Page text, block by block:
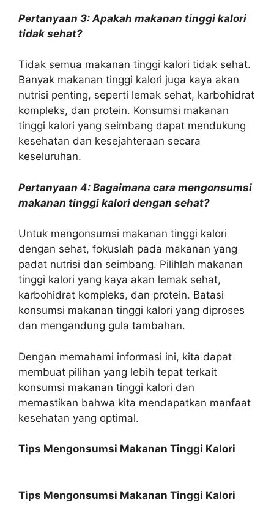
Pertanyaan 3: Apakah makanan tinggi kalori
tidak sehat?
Tidak semua makanan tinggi kalori tidak sehat.
Banyak makanan tinggi kalori juga kaya akan
nutrisi penting, seperti lemak sehat, karbohidrat
kompleks, dan protein. Konsumsi makanan
tinggi kalori yang seimbang dapat mendukung
kesehatan dan kesejahteraan secara
keseluruhan.
Pertanyaan 4: Bagaimana cara mengonsumsi
makanan tinggi kalori dengan sehat?
Untuk mengonsumsi makanan tinggi kalori
dengan sehat, fokuslah pada makanan yang
padat nutrisi dan seimbang. Pilihlah makanan
tinggi kalori yang kaya akan lemak sehat,
karbohidrat kompleks, dan protein. Batasi
konsumsi makanan tinggi kalori yang diproses
dan mengandung gula tambahan.
Dengan memahami informasi ini, kita dapat
membuat pilihan yang lebih tepat terkait
konsumsi makanan tinggi kalori dan
memastikan bahwa kita mendapatkan manfaat
kesehatan yang optimal.
Tips Mengonsumsi Makanan Tinggi Kalori
Tips Mengonsumsi Makanan Tinggi Kalori